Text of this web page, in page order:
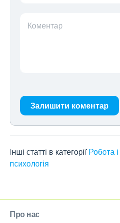
Коментар
Залишити коментар
Інші статті в категорії Робота
психологія
Про нас